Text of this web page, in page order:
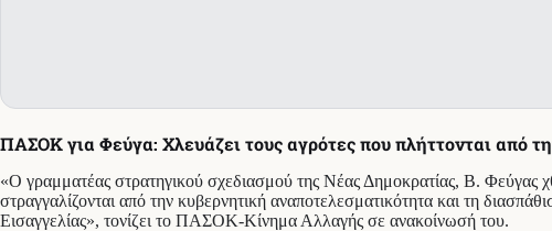
ΠΑΣΟΚ για Φεύγα: Χλευάζει τους αγρότες που πλήττονται από
«Ο γραμματέας στρατηγικού σχεδιασμού της Νέας Δημοκρατίας, Β. Φεύγας
στραγγαλίζονται από την κυβερνητική αναποτελεσματικότητα και τη
Εισαγγελίας», τονίζει το ΠΑΣΟΚ-Κίνημα Αλλαγής σε ανακοίνωσή του.